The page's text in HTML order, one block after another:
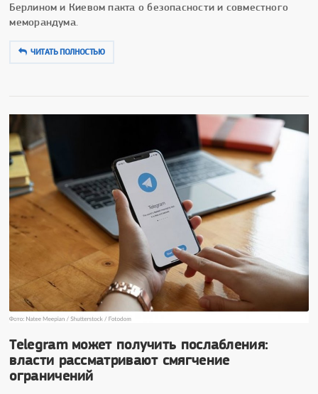
Берлином и Киевом пакта о безопасности и совместного
меморандума.
ЧИТАТЬ ПОЛНОСТЬЮ
Telegram может получить послабления:
власти рассматривают смягчение
ограничений